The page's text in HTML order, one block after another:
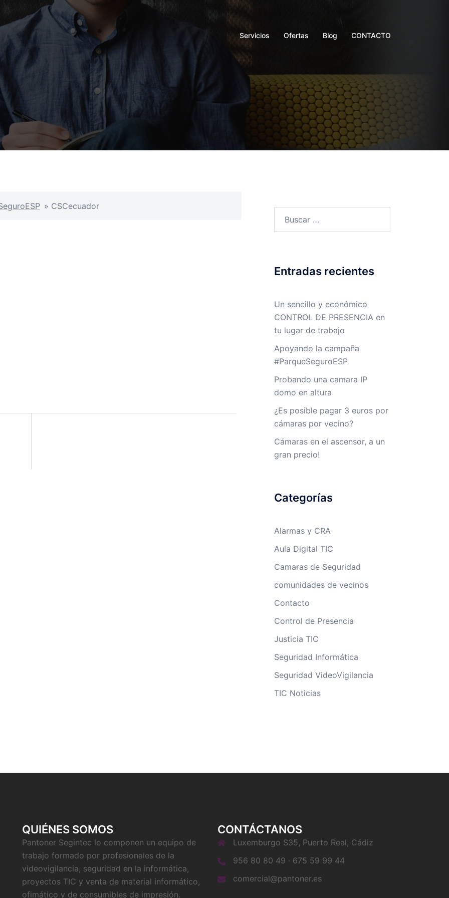
Servicios Ofertas Blog CONTACTO
» CSCecuador
Entradas recientes
Un sencillo y económico
CONTROL DE PRESENCIA en
tu lugar de trabajo
Apoyando la campaña
#ParqueSeguroESP
Probando una camara IP
domo en altura
¿Es posible pagar 3 euros por
cámaras por vecino?
Cámaras en el ascensor, a un
gran precio!
Categorías
Alarmas y CRA
Aula Digital TIC
Camaras de Seguridad
comunidades de vecinos
Contacto
Control de Presencia
Justicia TIC
Seguridad Informática
Seguridad VideoVigilancia
TIC Noticias
QUIÉNES SOMOS
Pantoner Segintec lo componen un equipo de
trabajo formado por profesionales de la
videovigilancia, seguridad en la informática,
proyectos TIC y venta de material informático,
ofimático y de consumibles de impresión.
CONTÁCTANOS
Luxemburgo S35, Puerto Real, Cádiz
956 80 80 49 · 675 59 99 44
comercial@pantoner.es